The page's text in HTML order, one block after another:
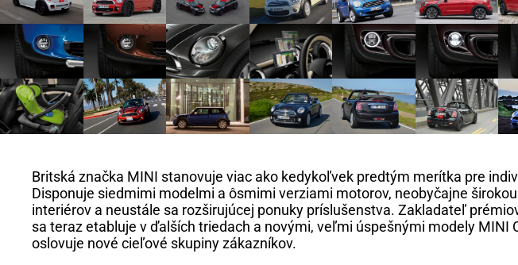
Britská značka MINI stanovuje viac ako kedykoľvek predtým merítka pre
Disponuje siedmimi modelmi a ôsmimi verziami motorov, neobyčajne
interiérov a neustále sa rozširujúcej ponuky príslušenstva. Zakladateľ
sa teraz etabluje v ďalších triedach a novými, veľmi úspešnými modely MINI
oslovuje nové cieľové skupiny zákazníkov.